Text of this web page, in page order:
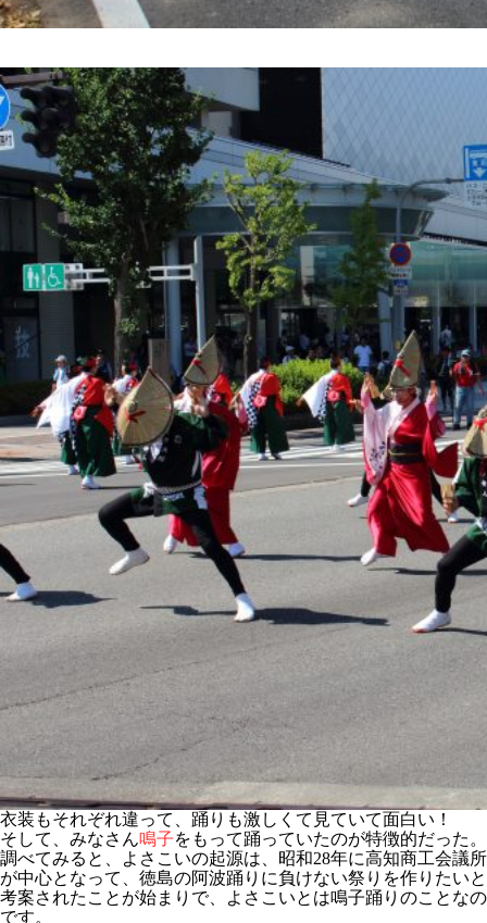
衣装もそれぞれ違って、踊りも激しくて見ていて面白い！
そして、みなさん鳴子をもって踊っていたのが特徴的だった。
調べてみると、よさこいの起源は、昭和28年に高知商工会議所
が中心となって、徳島の阿波踊りに負けない祭りを作りたいと
考案されたことが始まりで、よさこいとは鳴子踊りのことなの
です。